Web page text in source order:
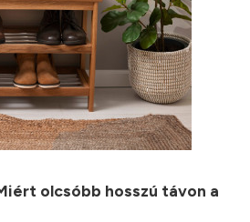
olcsóbb hosszú távon a